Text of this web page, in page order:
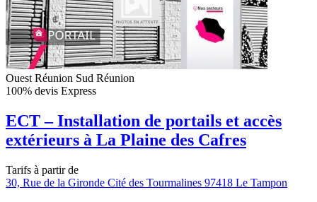
Ouest Réunion Sud Réunion
100% devis Express
ECT – Installation de portails et accès
extérieurs à La Plaine des Cafres
Tarifs à partir de
30, Rue de la Gironde Cité des Tourmalines 97418 Le Tampon